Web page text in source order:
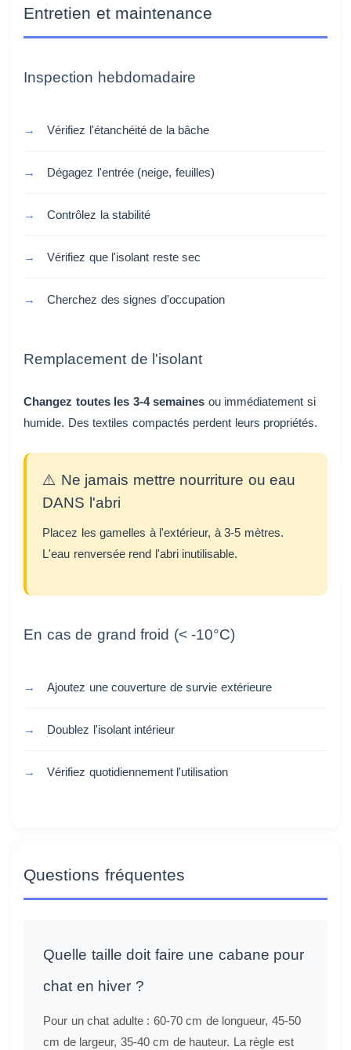
Entretien et maintenance
Inspection hebdomadaire
Vérifiez l'étanchéité de la bâche
Dégagez l'entrée (neige, feuilles)
Contrôlez la stabilité
Vérifiez que l'isolant reste sec
Cherchez des signes d'occupation
Remplacement de l'isolant
Changez toutes les 3-4 semaines ou immédiatement si
humide. Des textiles compactés perdent leurs propriétés.
⚠️ Ne jamais mettre nourriture ou eau
DANS l'abri
Placez les gamelles à l'extérieur, à 3-5 mètres.
L'eau renversée rend l'abri inutilisable.
En cas de grand froid (< -10°C)
Ajoutez une couverture de survie extérieure
Doublez l'isolant intérieur
Vérifiez quotidiennement l'utilisation
Questions fréquentes
Quelle taille doit faire une cabane pour
chat en hiver ?
Pour un chat adulte : 60-70 cm de longueur, 45-50
cm de largeur, 35-40 cm de hauteur. La règle est